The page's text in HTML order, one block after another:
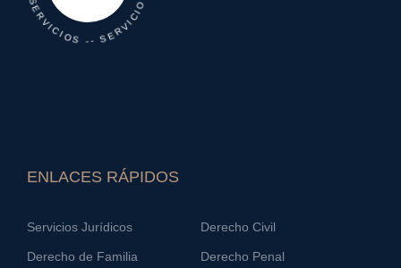
ENLACES RÁPIDOS
Servicios Jurídicos Derecho Civil
Derecho de Familia Derecho Penal